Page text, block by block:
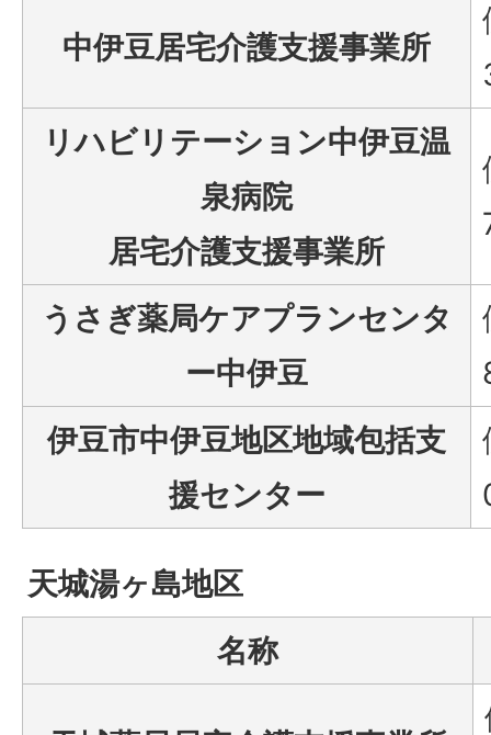
中伊豆居宅介護支援事業所
リハビリテーション中伊豆温
泉病院
居宅介護支援事業所
うさぎ薬局ケアプランセンタ
ー中伊豆
伊豆市中伊豆地区地域包括支
援センター
天城湯ヶ島地区
名称